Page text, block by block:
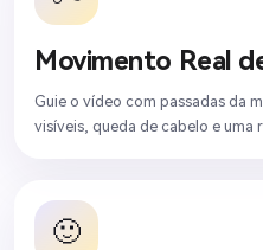
Movimento Real
Guie o vídeo com passadas da
visíveis, queda de cabelo e uma
🙂